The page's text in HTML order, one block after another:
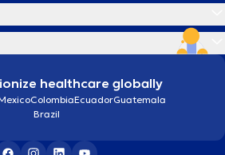
healthcare globally
ColombiaEcuadorGuatemala
Brazil